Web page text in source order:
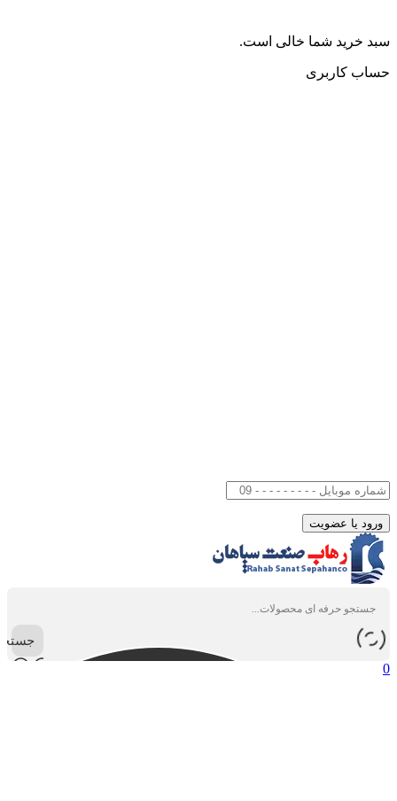
سبد خرید شما خالی است.
حساب کاربری
0